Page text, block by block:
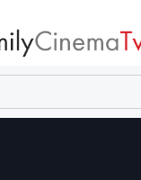
Dalton